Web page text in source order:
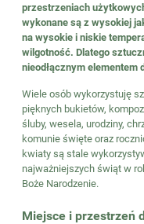
przestrzeniach
wykonane są z wysokiej
na wysokie i niskie
wilgotność. Dlatego
nieodłącznym
Wiele osób wykorzystuję
pięknych bukietów,
śluby, wesela, urodziny,
komunie święte oraz
kwiaty są stale
najważniejszych świąt w
Boże Narodzenie.
Miejsce i przestrzeń